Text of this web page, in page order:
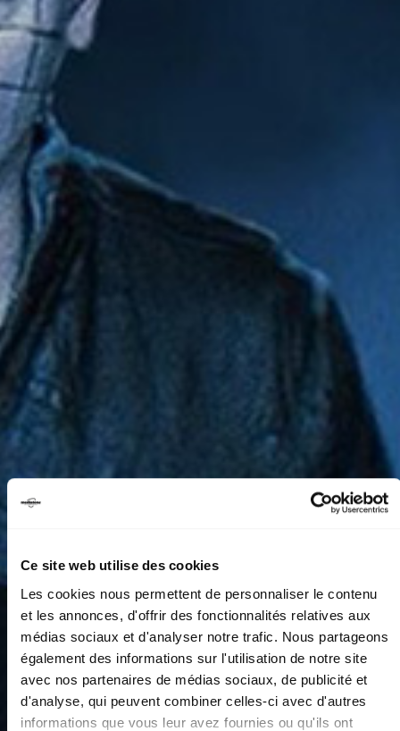
Ce site web utilise des cookies
Les cookies nous permettent de personnaliser le contenu
et les annonces, d'offrir des fonctionnalités relatives aux
médias sociaux et d'analyser notre trafic. Nous partageons
également des informations sur l'utilisation de notre site
avec nos partenaires de médias sociaux, de publicité et
d'analyse, qui peuvent combiner celles-ci avec d'autres
informations que vous leur avez fournies ou qu'ils ont